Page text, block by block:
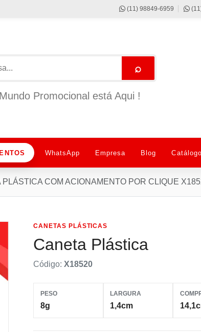
(11) 98849-6959
⌕
Promocional está Aqui !
WhatsApp Empresa Blog
PLÁSTICA COM ACIONAMENTO POR CLIQUE
CANETAS PLÁSTICAS
Caneta Plástica
Código: X18520
PESO
8g
LARGURA
1,4cm